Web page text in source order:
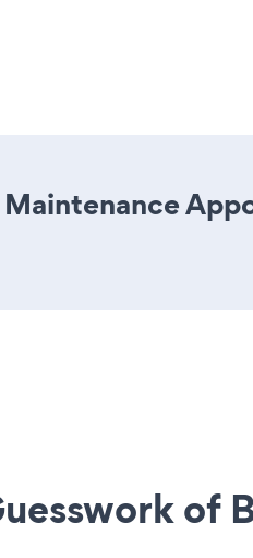
of